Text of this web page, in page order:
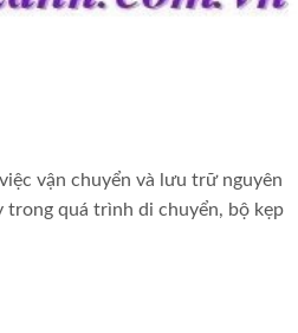
vận chuyển và lưu trữ nguyên
quá trình di chuyển, bộ kẹp